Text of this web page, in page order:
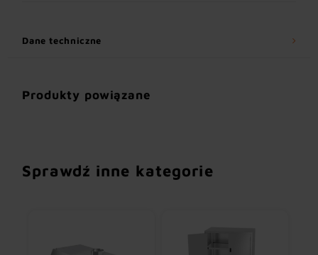
Dane techniczne
Produkty powiązane
Sprawdź inne kategorie